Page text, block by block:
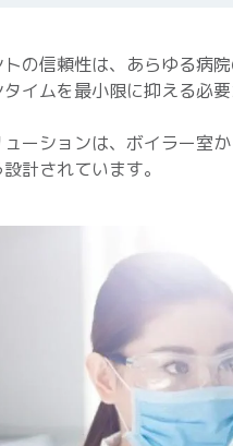
の信頼性は、あらゆる病
イムを最小限に抑える必要
ーションは、ボイラー室
計されています。